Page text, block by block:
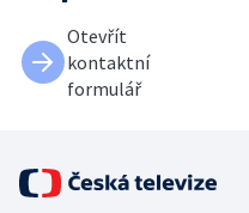
Otevřít
kontaktní
formulář